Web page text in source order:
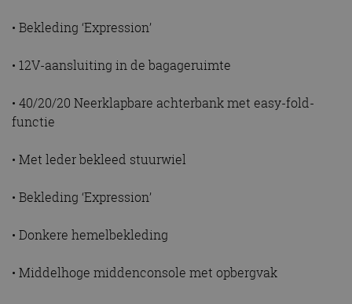
• Bekleding ‘Expression’
• 12V-aansluiting in de bagageruimte
• 40/20/20 Neerklapbare achterbank met easy-fold-
functie
• Met leder bekleed stuurwiel
• Bekleding ‘Expression’
• Donkere hemelbekleding
• Middelhoge middenconsole met opbergvak